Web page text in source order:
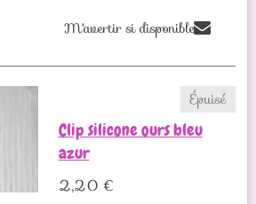
M'avertir si disponible
Épuisé
Clip silicone ours bleu
azur
2,20 €